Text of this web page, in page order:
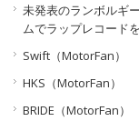
未発表のランボルギ
ムでラップレコード
Swift（MotorFan）
HKS（MotorFan）
BRIDE（MotorFan）